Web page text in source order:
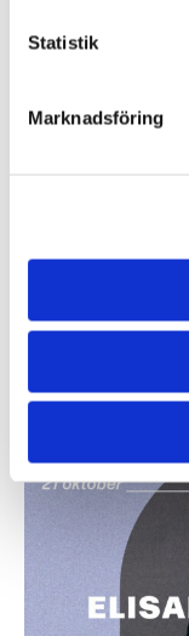
Statistik
Marknadsföring
Onsdag 30
Övrigt Samtal